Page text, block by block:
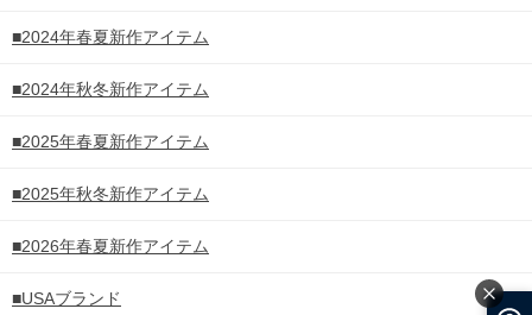
■2024年春夏新作アイテム
■2024年秋冬新作アイテム
■2025年春夏新作アイテム
■2025年秋冬新作アイテム
■2026年春夏新作アイテム
■USAブランド